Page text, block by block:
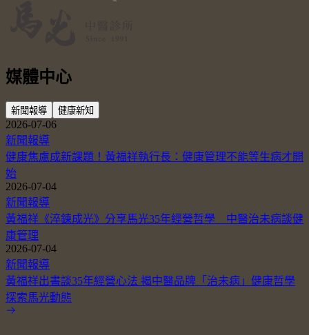
媒體中心
新聞報導 健康新知
2026-07-06
新聞報導
健康焦慮成新課題！黃福祥執行長：健康管理不能等生病才開
始
2026-07-04
新聞報導
黃福祥《淬鍊成光》分享馬光35年經營哲學 中醫治未病談健
康管理
2026-07-04
新聞報導
黃福祥出書談35年經營心法 揭中醫品牌「治未病」健康哲學
探索馬光動態